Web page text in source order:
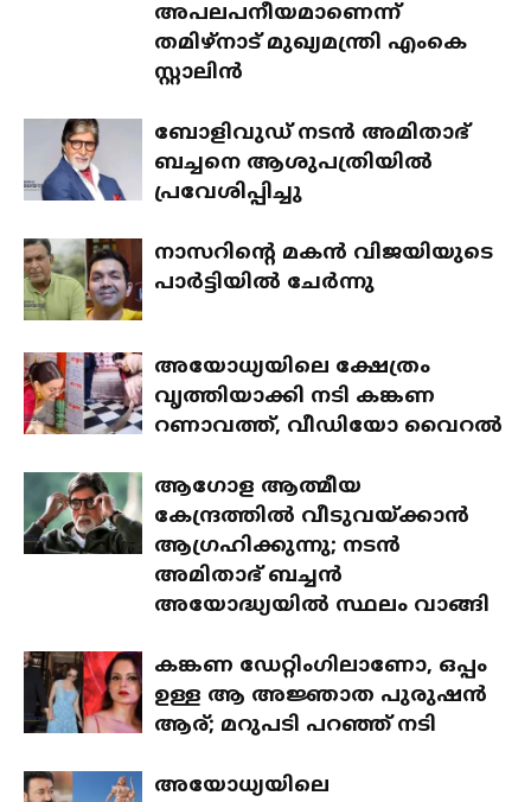
അപലപനീയമാണെന്ന്
തമിഴ്നാട് മുഖ്യമന്ത്രി എംകെ
സ്റ്റാലിന്‍
ബോളിവുഡ് നടന്‍ അമിതാഭ്
ബച്ചനെ ആശുപത്രിയില്‍
പ്രവേശിപ്പിച്ചു
നാസറിന്റെ മകന്‍ വിജയിയുടെ
പാര്‍ട്ടിയില്‍ ചേര്‍ന്നു
അയോധ്യയിലെ ക്ഷേത്രം
വൃത്തിയാക്കി നടി കങ്കണ
റണാവത്ത്, വീഡിയോ വൈറല്‍
ആഗോള ആത്മീയ
കേന്ദ്രത്തില്‍ വീടുവയ്ക്കാന്‍
ആഗ്രഹിക്കുന്നു; നടന്‍
അമിതാഭ് ബച്ചന്‍
അയോദ്ധ്യയില്‍ സ്ഥലം വാങ്ങി
കങ്കണ ഡേറ്റിംഗിലാണോ, ഒപ്പം
ഉള്ള ആ അജ്ഞാത പുരുഷന്‍
ആര്; മറുപടി പറഞ്ഞ് നടി
അയോധ്യയിലെ